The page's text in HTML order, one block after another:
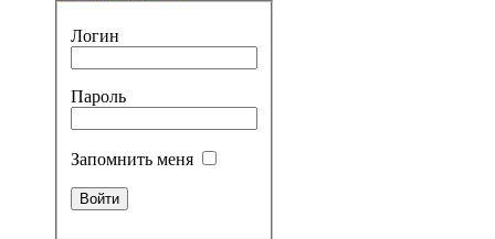
Логин
Пароль
Запомнить меня